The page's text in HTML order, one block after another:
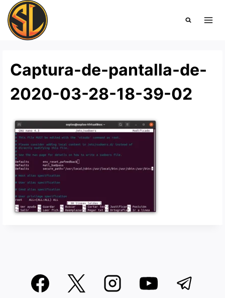
Saltar
contenido
Captura-de-pantalla-de-
2020-03-28-18-39-02